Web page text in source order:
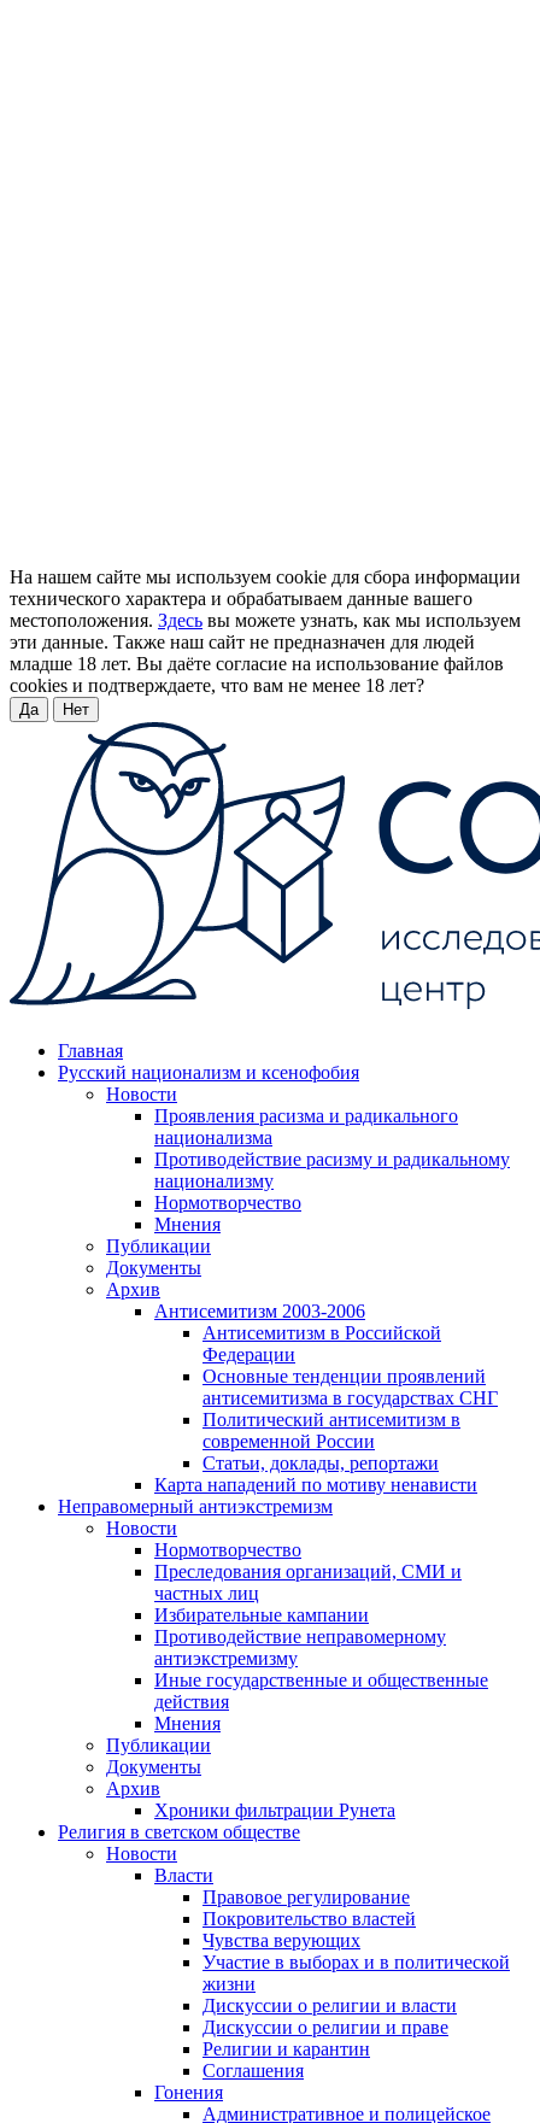
На нашем сайте мы используем cookie для сбора информации
технического характера и обрабатываем данные вашего
местоположения. Здесь вы можете узнать, как мы используем
эти данные. Также наш сайт не предназначен для людей
младше 18 лет. Вы даёте согласие на использование файлов
cookies и подтверждаете, что вам не менее 18 лет?
Да Нет
Главная
Русский национализм и ксенофобия
Новости
Проявления расизма и радикального
национализма
Противодействие расизму и радикальному
национализму
Нормотворчество
Мнения
Публикации
Документы
Архив
Антисемитизм 2003-2006
Антисемитизм в Российской
Федерации
Основные тенденции проявлений
антисемитизма в государствах СНГ
Политический антисемитизм в
современной России
Статьи, доклады, репортажи
Карта нападений по мотиву ненависти
Неправомерный антиэкстремизм
Новости
Нормотворчество
Преследования организаций, СМИ и
частных лиц
Избирательные кампании
Противодействие неправомерному
антиэкстремизму
Иные государственные и общественные
действия
Мнения
Публикации
Документы
Архив
Хроники фильтрации Рунета
Религия в светском обществе
Новости
Власти
Правовое регулирование
Покровительство властей
Чувства верующих
Участие в выборах и в политической
жизни
Дискуссии о религии и власти
Дискуссии о религии и праве
Религии и карантин
Соглашения
Гонения
Административное и полицейское